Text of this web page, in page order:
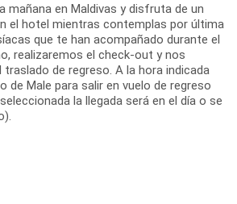
mañana en Maldivas y disfruta de un
el hotel mientras contemplas por última
que te han acompañado durante el
realizaremos el check-out y nos
de regreso. A la hora indicada
de Male para salir en vuelo de regreso
la llegada será en el día o se